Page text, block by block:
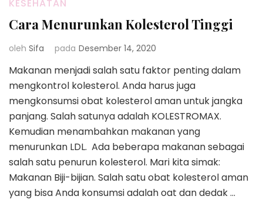
KESEHATAN
Cara Menurunkan Kolesterol Tinggi
oleh Sifa pada Desember 14, 2020
Makanan menjadi salah satu faktor penting dalam
mengkontrol kolesterol. Anda harus juga
mengkonsumsi obat kolesterol aman untuk jangka
panjang. Salah satunya adalah KOLESTROMAX.
Kemudian menambahkan makanan yang
menurunkan LDL. Ada beberapa makanan sebagai
salah satu penurun kolesterol. Mari kita simak:
Makanan Biji-bijian. Salah satu obat kolesterol aman
yang bisa Anda konsumsi adalah oat dan dedak …